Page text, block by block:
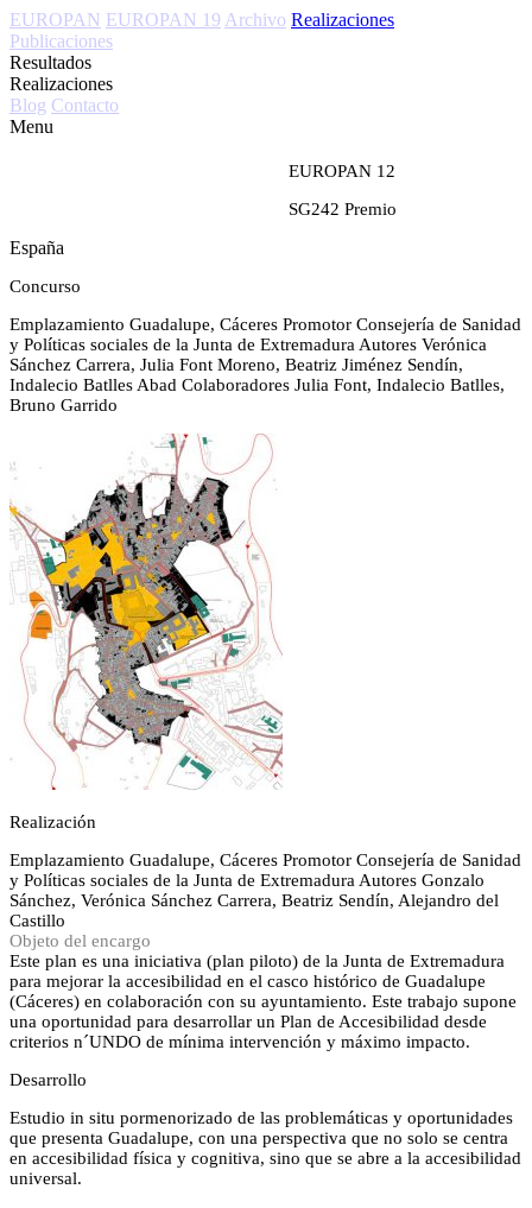
EUROPAN EUROPAN 19 Archivo Realizaciones
Publicaciones
Resultados
Realizaciones
Blog Contacto
Menu
EUROPAN 12
SG242 Premio
España
Concurso
Emplazamiento Guadalupe, Cáceres Promotor Consejería de Sanidad
y Políticas sociales de la Junta de Extremadura Autores Verónica
Sánchez Carrera, Julia Font Moreno, Beatriz Jiménez Sendín,
Indalecio Batlles Abad Colaboradores Julia Font, Indalecio Batlles,
Bruno Garrido
Realización
Emplazamiento Guadalupe, Cáceres Promotor Consejería de Sanidad
y Políticas sociales de la Junta de Extremadura Autores Gonzalo
Sánchez, Verónica Sánchez Carrera, Beatriz Sendín, Alejandro del
Castillo
Objeto del encargo
Este plan es una iniciativa (plan piloto) de la Junta de Extremadura
para mejorar la accesibilidad en el casco histórico de Guadalupe
(Cáceres) en colaboración con su ayuntamiento. Este trabajo supone
una oportunidad para desarrollar un Plan de Accesibilidad desde
criterios n´UNDO de mínima intervención y máximo impacto.
Desarrollo
Estudio in situ pormenorizado de las problemáticas y oportunidades
que presenta Guadalupe, con una perspectiva que no solo se centra
en accesibilidad física y cognitiva, sino que se abre a la accesibilidad
universal.